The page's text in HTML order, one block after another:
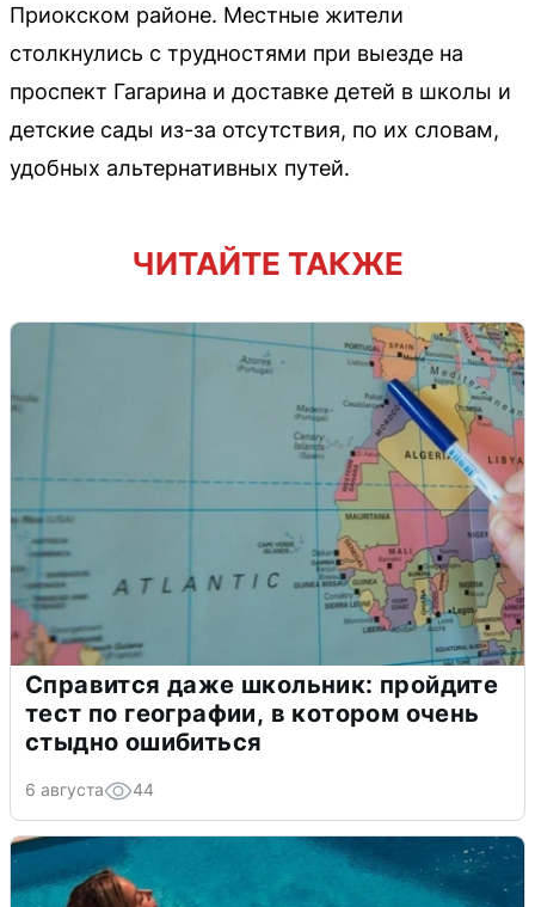
Приокском районе. Местные жители
столкнулись с трудностями при выезде на
проспект Гагарина и доставке детей в школы и
детские сады из-за отсутствия, по их словам,
удобных альтернативных путей.
ЧИТАЙТЕ ТАКЖЕ
Справится даже школьник: пройдите
тест по географии, в котором очень
стыдно ошибиться
6 августа 44